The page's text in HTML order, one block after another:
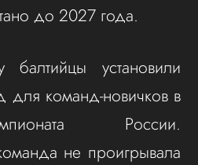
до 2027 года.
установили
для команд-новичков в
России.
не проигрывала